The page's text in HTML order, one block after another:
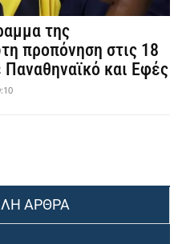
της
προπόνηση στις 18
και Εφές
ΑΡΘΡΑ